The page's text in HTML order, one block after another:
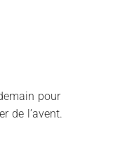
pour
de l’avent.